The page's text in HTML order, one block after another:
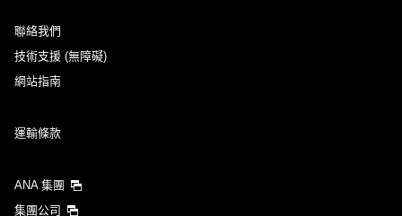
聯絡我們
技術支援 (無障礙)
網站指南
運輸條款
ANA 集團
集團公司